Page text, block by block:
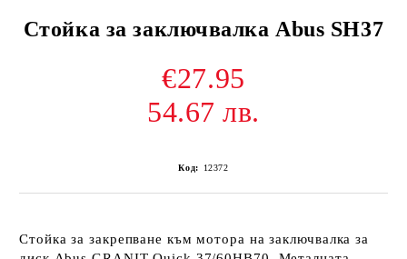
Стойка за заключвалка Abus SH37
€27.95
54.67 лв.
Код: 12372
Стойка за закрепване към мотора на заключвалка за